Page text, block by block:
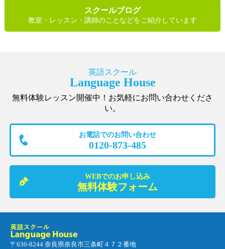
スクールブログ
教室・レッスン・講師のことなどをご紹介しています
英語スクール
Language House
無料体験レッスン開催中！お気軽にお問い合わせくださ
い。
お電話でのお問い合わせ
0120-873-485
WEBでのお申し込み
無料体験フォーム
〒630-8244 奈良県奈良市三条町４７２番地